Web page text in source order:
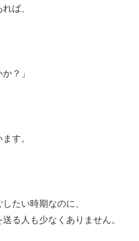
ば、
？」
す。
たい時期なのに、
る人も少なくありません。